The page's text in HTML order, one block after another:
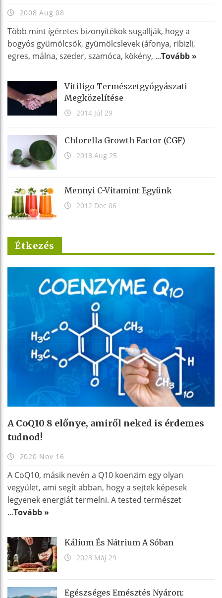
2008 Aug 08
Több mint ígéretes bizonyítékok sugallják, hogy a
bogyós gyümölcsök, gyümölcslevek (áfonya, ribizli,
egres, málna, szeder, szamóca, kökény, ...Tovább »
Vitiligo Természetgyógyászati
Megközelítése
2014 Júl 29
Chlorella Growth Factor (CGF)
2018 Aug 25
Mennyi C-Vitamint Együnk
2012 Dec 06
Étkezés
A CoQ10 8 előnye, amiről neked is érdemes
tudnod!
2020 Nov 16
A CoQ10, másik nevén a Q10 koenzim egy olyan
vegyület, ami segít abban, hogy a sejtek képesek
legyenek energiát termelni. A tested természet
...Tovább »
Kálium És Nátrium A Sóban
2023 Máj 29
Egészséges Emésztés Nyáron: